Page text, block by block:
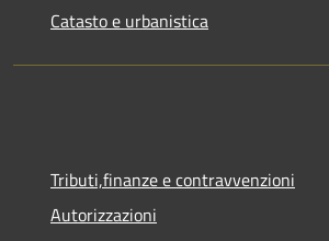
Catasto e urbanistica
Tributi,finanze e contravvenzioni
Autorizzazioni